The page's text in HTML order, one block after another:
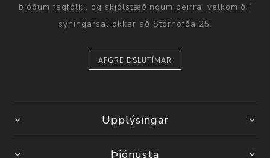
bjóðum fagfólki, og skjólstæðingum þeirra, velkomið í
sýningarsal okkar að Stórhöfða 25.
AFGREIÐSLUTÍMAR
Upplýsingar
Þjónusta